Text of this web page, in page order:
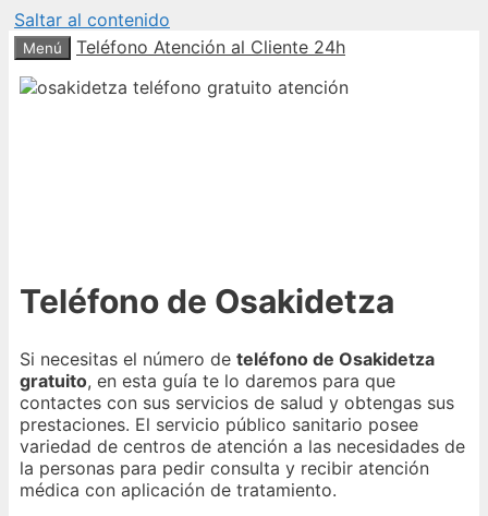
Saltar al contenido
Menú Teléfono Atención al Cliente 24h
Teléfono de Osakidetza
Si necesitas el número de teléfono de Osakidetza
gratuito, en esta guía te lo daremos para que
contactes con sus servicios de salud y obtengas sus
prestaciones. El servicio público sanitario posee
variedad de centros de atención a las necesidades de
la personas para pedir consulta y recibir atención
médica con aplicación de tratamiento.